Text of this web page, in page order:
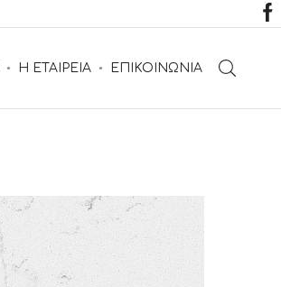
Η ΕΤΑΙΡΕΙΑ ΕΠΙΚΟΙΝΩΝΙΑ